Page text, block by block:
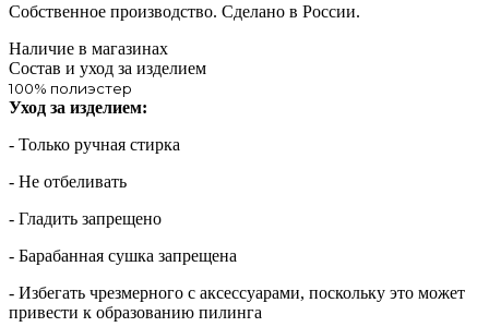
Собственное производство. Сделано в России.
Наличие в магазинах
Состав и уход за изделием
100% полиэстер
Уход за изделием:
- Только ручная стирка
- Не отбеливать
- Гладить запрещено
- Барабанная сушка запрещена
- Избегать чрезмерного c аксессуарами, поскольку это может
привести к образованию пилинга